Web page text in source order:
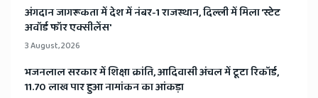
अंगदान जागरूकता में देश में नंबर-1 राजस्थान, दिल्ली में मिला 'स्टेट
अवॉर्ड फॉर एक्सीलेंस'
3 August, 2026
भजनलाल सरकार में शिक्षा क्रांति, आदिवासी अंचल में टूटा रिकॉर्ड,
11.70 लाख पार हुआ नामांकन का आंकड़ा